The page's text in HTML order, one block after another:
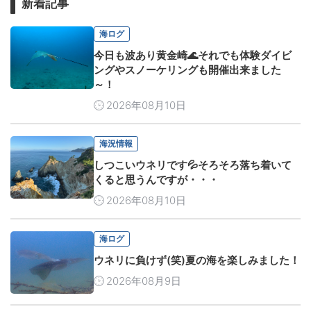
新着記事
海ログ
今日も波あり黄金崎🌊それでも体験ダイビ
ングやスノーケリングも開催出来ました
～！
2026年08月10日
海況情報
しつこいウネリです💦そろそろ落ち着いて
くると思うんですが・・・
2026年08月10日
海ログ
ウネリに負けず(笑)夏の海を楽しみました！
2026年08月9日